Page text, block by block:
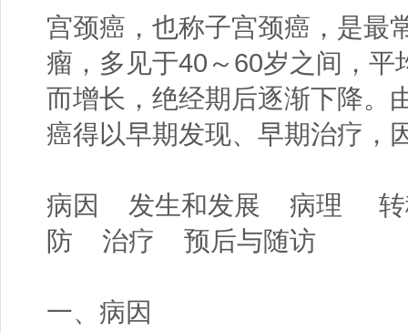
宫颈癌，也称子宫颈癌，是最
瘤，多见于40～60岁之间，
而增长，绝经期后逐渐下降。
癌得以早期发现、早期治疗，
病因 发生和发展 病理
防 治疗 预后与随访
一、病因